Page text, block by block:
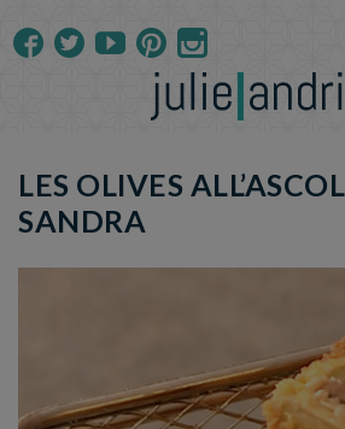
LES OLIVES
SANDRA